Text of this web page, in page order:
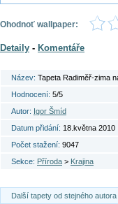
Ohodnoť wallpaper:
Detaily - Komentáře
Název: Tapeta Radiměř-zima
Hodnocení: 5/5
Autor: Igor Šmíd
Datum přidání: 18.května 2010
Počet stažení: 9047
Sekce: Příroda > Krajina
Další tapety od stejného autora